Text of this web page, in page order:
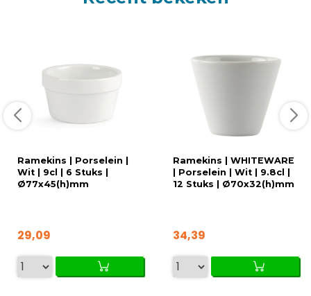
Ramekins | Porselein |
Wit | 9cl | 6 Stuks |
Ø77x45(h)mm
29,09
Ramekins | WHITEWARE
| Porselein | Wit | 9.8cl |
12 Stuks | Ø70x32(h)mm
34,39